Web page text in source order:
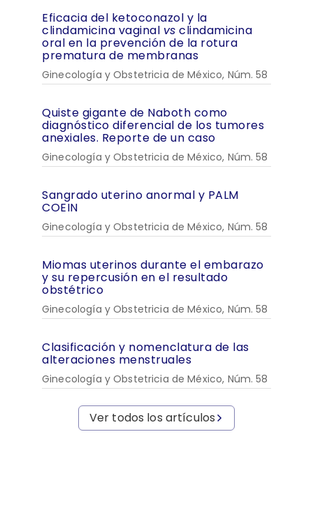
Eficacia del ketoconazol y la
clindamicina vaginal vs clindamicina
oral en la prevención de la rotura
prematura de membranas
Ginecología y Obstetricia de México, Núm. 58
Quiste gigante de Naboth como
diagnóstico diferencial de los tumores
anexiales. Reporte de un caso
Ginecología y Obstetricia de México, Núm. 58
Sangrado uterino anormal y PALM
COEIN
Ginecología y Obstetricia de México, Núm. 58
Miomas uterinos durante el embarazo
y su repercusión en el resultado
obstétrico
Ginecología y Obstetricia de México, Núm. 58
Clasificación y nomenclatura de las
alteraciones menstruales
Ginecología y Obstetricia de México, Núm. 58
Ver todos los artículos